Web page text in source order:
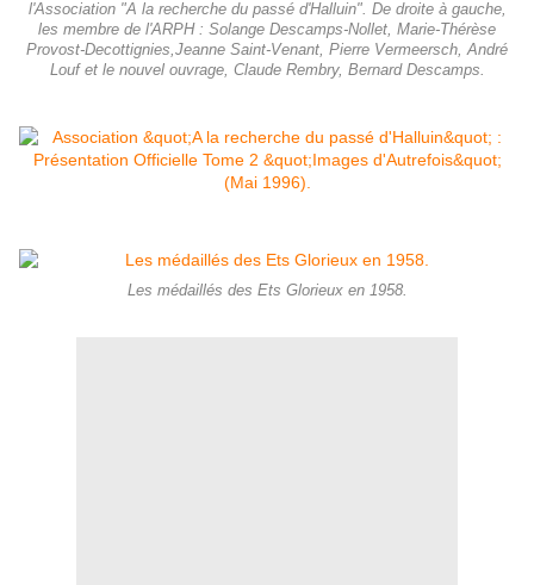
l'Association "A la recherche du passé d'Halluin". De droite à gauche,
les membre de l'ARPH : Solange Descamps-Nollet, Marie-Thérèse
Provost-Decottignies,Jeanne Saint-Venant, Pierre Vermeersch, André
Louf et le nouvel ouvrage, Claude Rembry, Bernard Descamps.
Les médaillés des Ets Glorieux en 1958.